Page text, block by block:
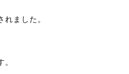
ました。